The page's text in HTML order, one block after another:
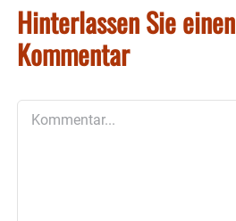
Hinterlassen Sie einen
Kommentar